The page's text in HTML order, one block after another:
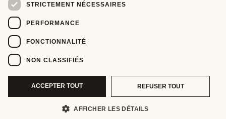
STRICTEMENT NÉCESSAIRES
PERFORMANCE
FONCTIONNALITÉ
NON CLASSIFIÉS
ACCEPTER TOUT REFUSER TOUT
AFFICHER LES DÉTAILS